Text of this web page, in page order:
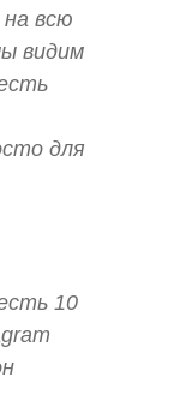
всю
видим
для
10